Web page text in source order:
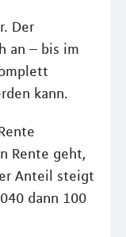
Der
an – bis im
kann.
Rente geht,
Anteil steigt
dann 100